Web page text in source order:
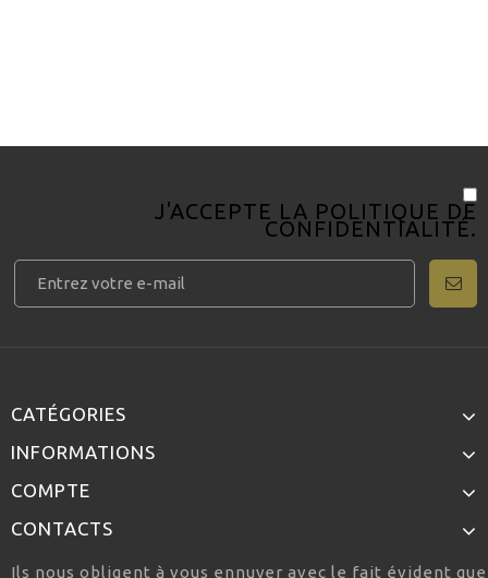
J'ACCEPTE LA POLITIQUE DE
CONFIDENTIALITÉ.
CATÉGORIES
INFORMATIONS
COMPTE
CONTACTS
Ils nous obligent à vous ennuyer avec le fait évident